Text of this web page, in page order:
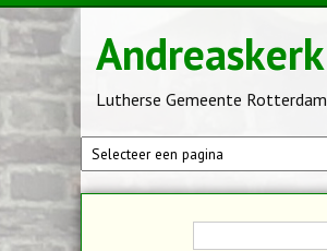
Overslaan en naar de inhoud gaan
Andreaskerk
Lutherse Gemeente Rotterdam